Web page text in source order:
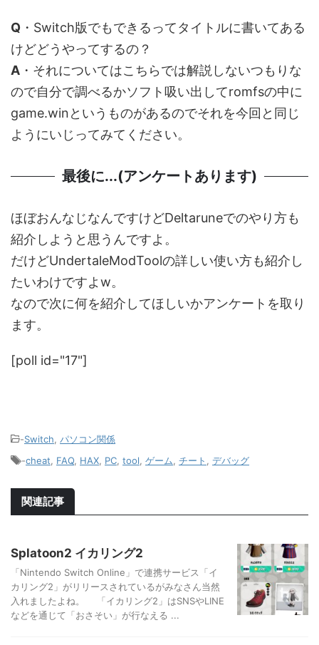
Q ・Switch版でもできるってタイトルに書いてある
けどどうやってするの？
A ・それについてはこちらでは解説しないつもりな
ので自分で調べるかソフト吸い出してromfsの中に
game.winというものがあるのでそれを今回と同じ
ようにいじってみてください。
最後に...(アンケートあります)
ほぼおんなじなんですけどDeltaruneでのやり方も
紹介しようと思うんですよ。
だけどUndertaleModToolの詳しい使い方も紹介し
たいわけですよw。
なので次に何を紹介してほしいかアンケートを取り
ます。
[poll id="17"]
-Switch パソコン関係
-cheat FAQ HAX PC tool ゲーム チート デバッグ
関連記事
Splatoon2 イカリング2
「Nintendo Switch Online」で連携サービス「イ
カリング2」がリリースされているがみなさん当然
入れましたよね。 「イカリング2」はSNSやLINE
などを通じて「おさそい」が行なえる ...